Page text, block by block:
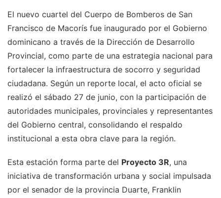
El nuevo cuartel del Cuerpo de Bomberos de San
Francisco de Macorís fue inaugurado por el Gobierno
dominicano a través de la Dirección de Desarrollo
Provincial, como parte de una estrategia nacional para
fortalecer la infraestructura de socorro y seguridad
ciudadana. Según un reporte local, el acto oficial se
realizó el sábado 27 de junio, con la participación de
autoridades municipales, provinciales y representantes
del Gobierno central, consolidando el respaldo
institucional a esta obra clave para la región.
Esta estación forma parte del Proyecto 3R, una
iniciativa de transformación urbana y social impulsada
por el senador de la provincia Duarte, Franklin